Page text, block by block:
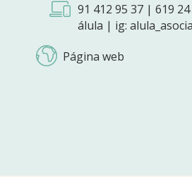
91 412 95 37 | 619
álula | ig:
Página web